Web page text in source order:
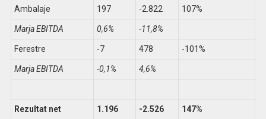
Ambalaje 197 -2.822 107%
Marja EBITDA 0,6% -11,8%
Ferestre -7 478 -101%
Marja EBITDA -0,1% 4,6%
Rezultat net 1.196 -2.526 147%